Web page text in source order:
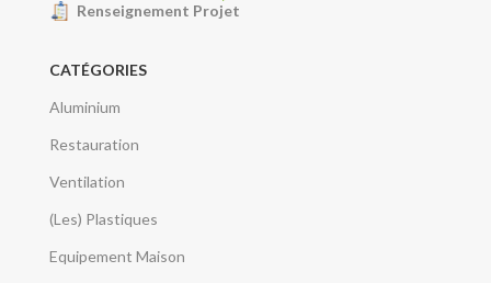
Renseignement Projet
CATÉGORIES
Aluminium
Restauration
Ventilation
(Les) Plastiques
Equipement Maison